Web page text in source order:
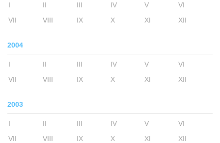
I II III IV V
VI
VII
VIII IX X XI XII
2004
I II III IV V
VI
VII
VIII IX X XI XII
2003
I II III IV V
VI
VII
VIII IX X XI XII